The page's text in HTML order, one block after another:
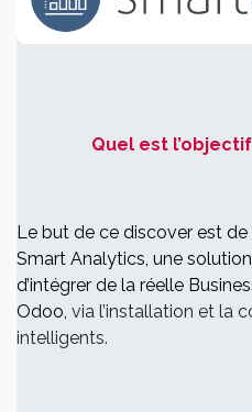
Quel est
Le but de ce discover est
Smart Analytics, une
d’intégrer de la réelle
Odoo, via l’installation et la
intelligents.